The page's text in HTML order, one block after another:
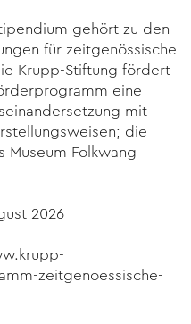
gehört zu den
für zeitgenössische
Krupp-Stiftung fördert
eine
mit
die
Museum Folkwang
2026
zeitgenoessische-